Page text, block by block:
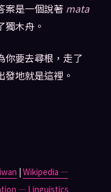
案是一個說著 mata
木舟。
你要去尋根，走了
地就是這裡。
| Wikipedia —
— Linguistics